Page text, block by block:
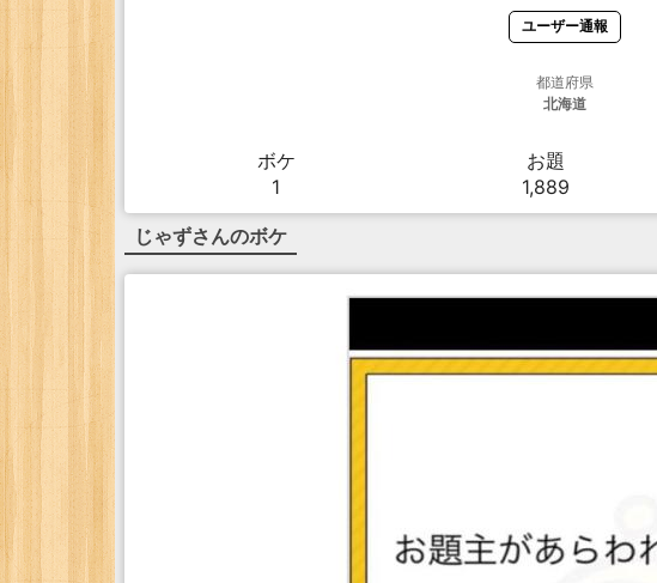
ユーザー通報
都道府県
北海道
ボケ
1
お題
1,889
じゃずさんのボケ